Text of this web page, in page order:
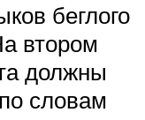
беглого
втором
должны
словам